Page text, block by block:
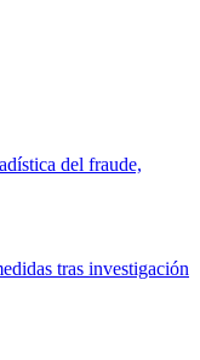
del fraude,
tras investigación